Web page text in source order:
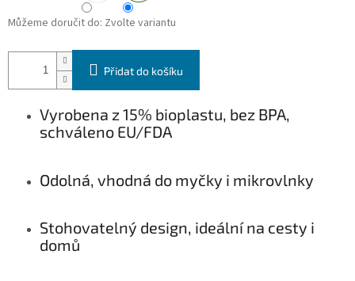
Můžeme doručit do: Zvolte variantu
Přidat do košíku
Vyrobena z 15% bioplastu, bez BPA,
schváleno EU/FDA
Odolná, vhodná do myčky i mikrovlnky
Stohovatelný design, ideální na cesty i
domů